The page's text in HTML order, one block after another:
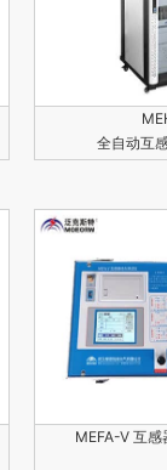
全自动互
MEFA-V 互